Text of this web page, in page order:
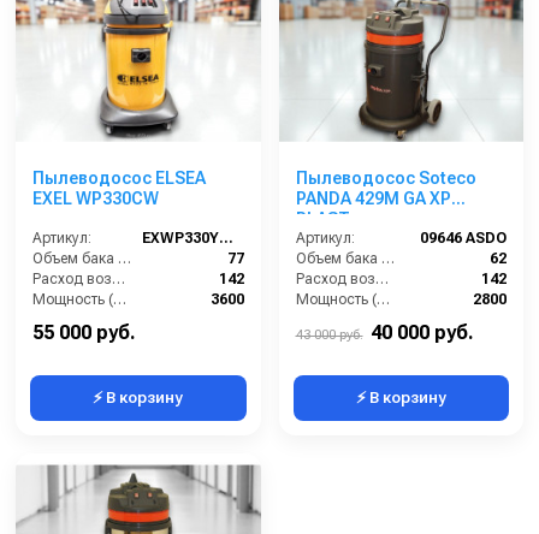
Пылеводосос ELSEA
EXEL WP330CW
Артикул:
EXWP330YCW2
Объем бака (л):
77
Расход воздуха (л/сек):
142
Мощность (Вт):
3600
Напряжение (В):
55 000 руб.
⚡ В корзину
Пылеводосос Soteco
PANDA 429M GA XP
PLAST
Артикул:
09646 ASDO
Объем бака (л):
62
Расход воздуха (л/сек):
142
Мощность (Вт):
2800
43 000 руб. 40 000 руб.
⚡ В корзину